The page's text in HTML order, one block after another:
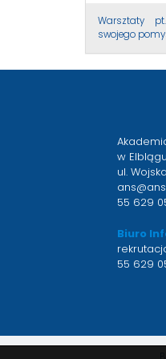
Warsztaty
swojego
w Elblągu
ul.
55 629
Biuro
55 629